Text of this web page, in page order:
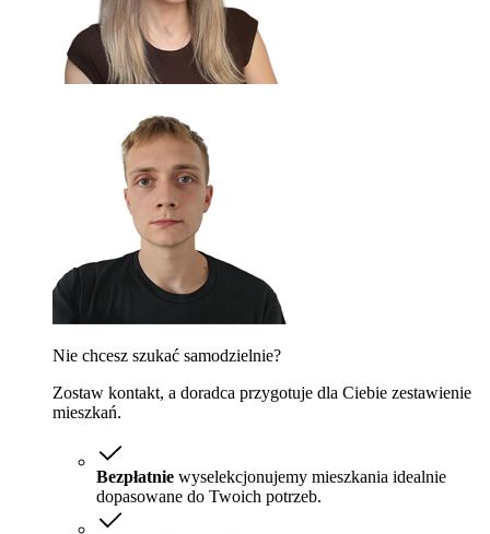
Nie chcesz szukać samodzielnie?
Zostaw kontakt, a doradca przygotuje dla Ciebie zestawienie
mieszkań.
Bezpłatnie wyselekcjonujemy mieszkania idealnie
dopasowane do Twoich potrzeb.